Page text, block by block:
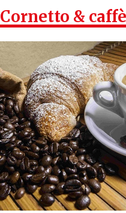
Cornetto & caffè